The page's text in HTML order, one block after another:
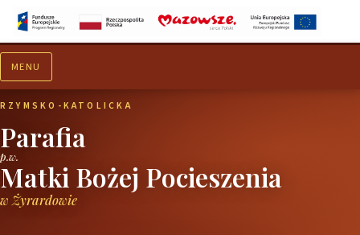
MENU
RZYMSKO-KATOLICKA
Parafia
p.w.
Matki Bożej Pocieszenia
w Żyrardowie